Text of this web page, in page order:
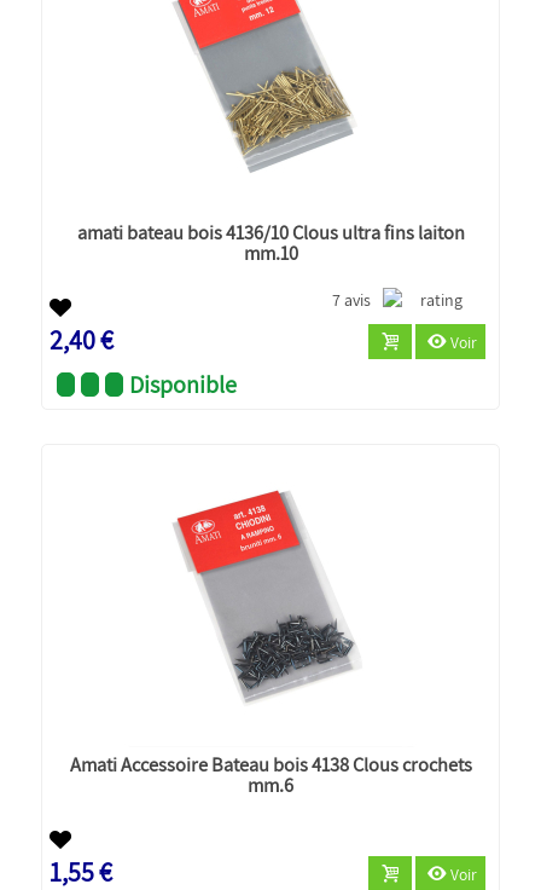
amati bateau bois 4136/10 Clous ultra fins laiton
mm.10
7 avis
2,40 € Voir
Disponible
Amati Accessoire Bateau bois 4138 Clous crochets
mm.6
1,55 € Voir